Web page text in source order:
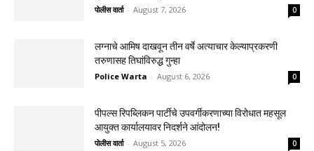
पोलीस वार्ता - August 7, 2026 0
लग्नाचे आमिष दाखवून तीन वर्षे अत्याचार केल्याप्रकरणी
तरुणासह तिघांविरुद्ध गुन्हा
Police Warta - August 6, 2026 0
पीपल्स रिपब्लिकन पार्टीचे उपवर्गीकरणाच्या विरोधात महसूल
आयुक्त कार्यालयावर निदर्शने आंदोलन!
पोलीस वार्ता - August 5, 2026 0